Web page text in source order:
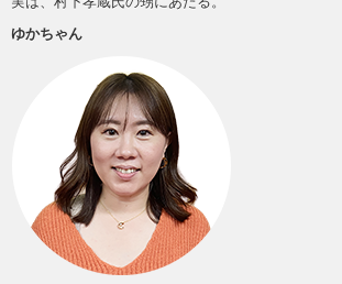
ゆかちゃん